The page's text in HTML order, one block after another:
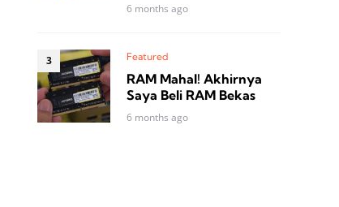
6 months ago
Featured
RAM Mahal! Akhirnya
Saya Beli RAM Bekas
6 months ago